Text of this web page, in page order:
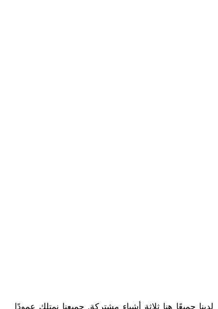
لدينا جميعًا هنا ثلاثة أشياء مشتركة. جميعنا نمتلك عمودًا